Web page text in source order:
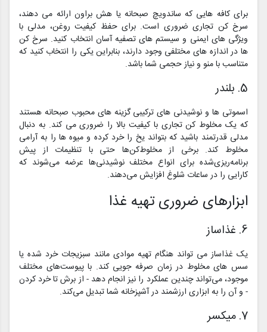
برای کافه هایی که ساندویچ صبحانه یا هش براون ارائه می دهند،
سرخ کن تجاری ضروری است. برای حفظ کیفیت روغن، مدلی با
ویژگی های ایمنی و سیستم های تصفیه آسان انتخاب کنید. سرخ کن
ها در اندازه های مختلفی وجود دارند، بنابراین یکی را انتخاب کنید که
متناسب با منو و نیاز حجمی شما باشد.
5. بلندر
اسموتی ها و نوشیدنی های ترکیبی گزینه های محبوب صبحانه هستند
که یک مخلوط کن تجاری با کیفیت بالا را ضروری می کند. به دنبال
مدلی قدرتمند باشید که بتواند یخ را خرد کرده و میوه ها را به آرامی
مخلوط کند. برخی از مخلوط‌کن‌ها حتی با تنظیمات از پیش
برنامه‌ریزی‌شده برای انواع مختلف نوشیدنی‌ها عرضه می‌شوند که
کارایی را در ساعات شلوغ افزایش می‌دهند.
ابزارهای ضروری تهیه غذا
6. غذاساز
یک غذاساز می تواند هنگام تهیه موادی مانند سبزیجات خرد شده یا
سس های مخلوط در زمان صرفه جویی کند. با پیوست‌های مختلف
موجود، می‌تواند چندین عملکرد را نیز انجام دهد - از برش تا خرد کردن
- و آن را به ابزاری ارزشمند در آشپزخانه شما تبدیل می‌کند.
7. میکسر